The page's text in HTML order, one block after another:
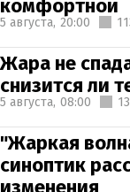
комфортной
5 августа, 20:00
Жара не
снизится ли
5 августа, 08:00
"Жаркая
синоптик
изменения